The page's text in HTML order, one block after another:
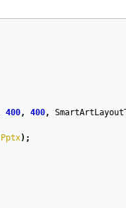
400, 400,
Pptx);